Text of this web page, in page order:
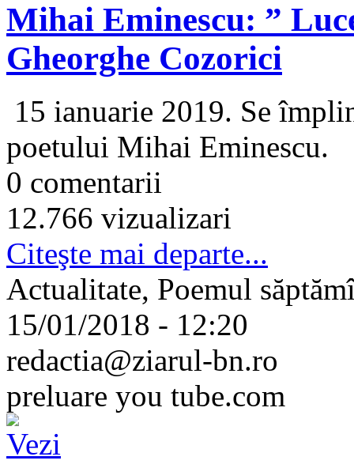
Mihai Eminescu: ”
Gheorghe Cozorici
15 ianuarie 2019. Se
poetului Mihai Eminescu.
0 comentarii
12.766 vizualizari
Citeşte mai departe...
Actualitate, Poemul
15/01/2018 - 12:20
redactia@ziarul-bn.ro
preluare you tube.com